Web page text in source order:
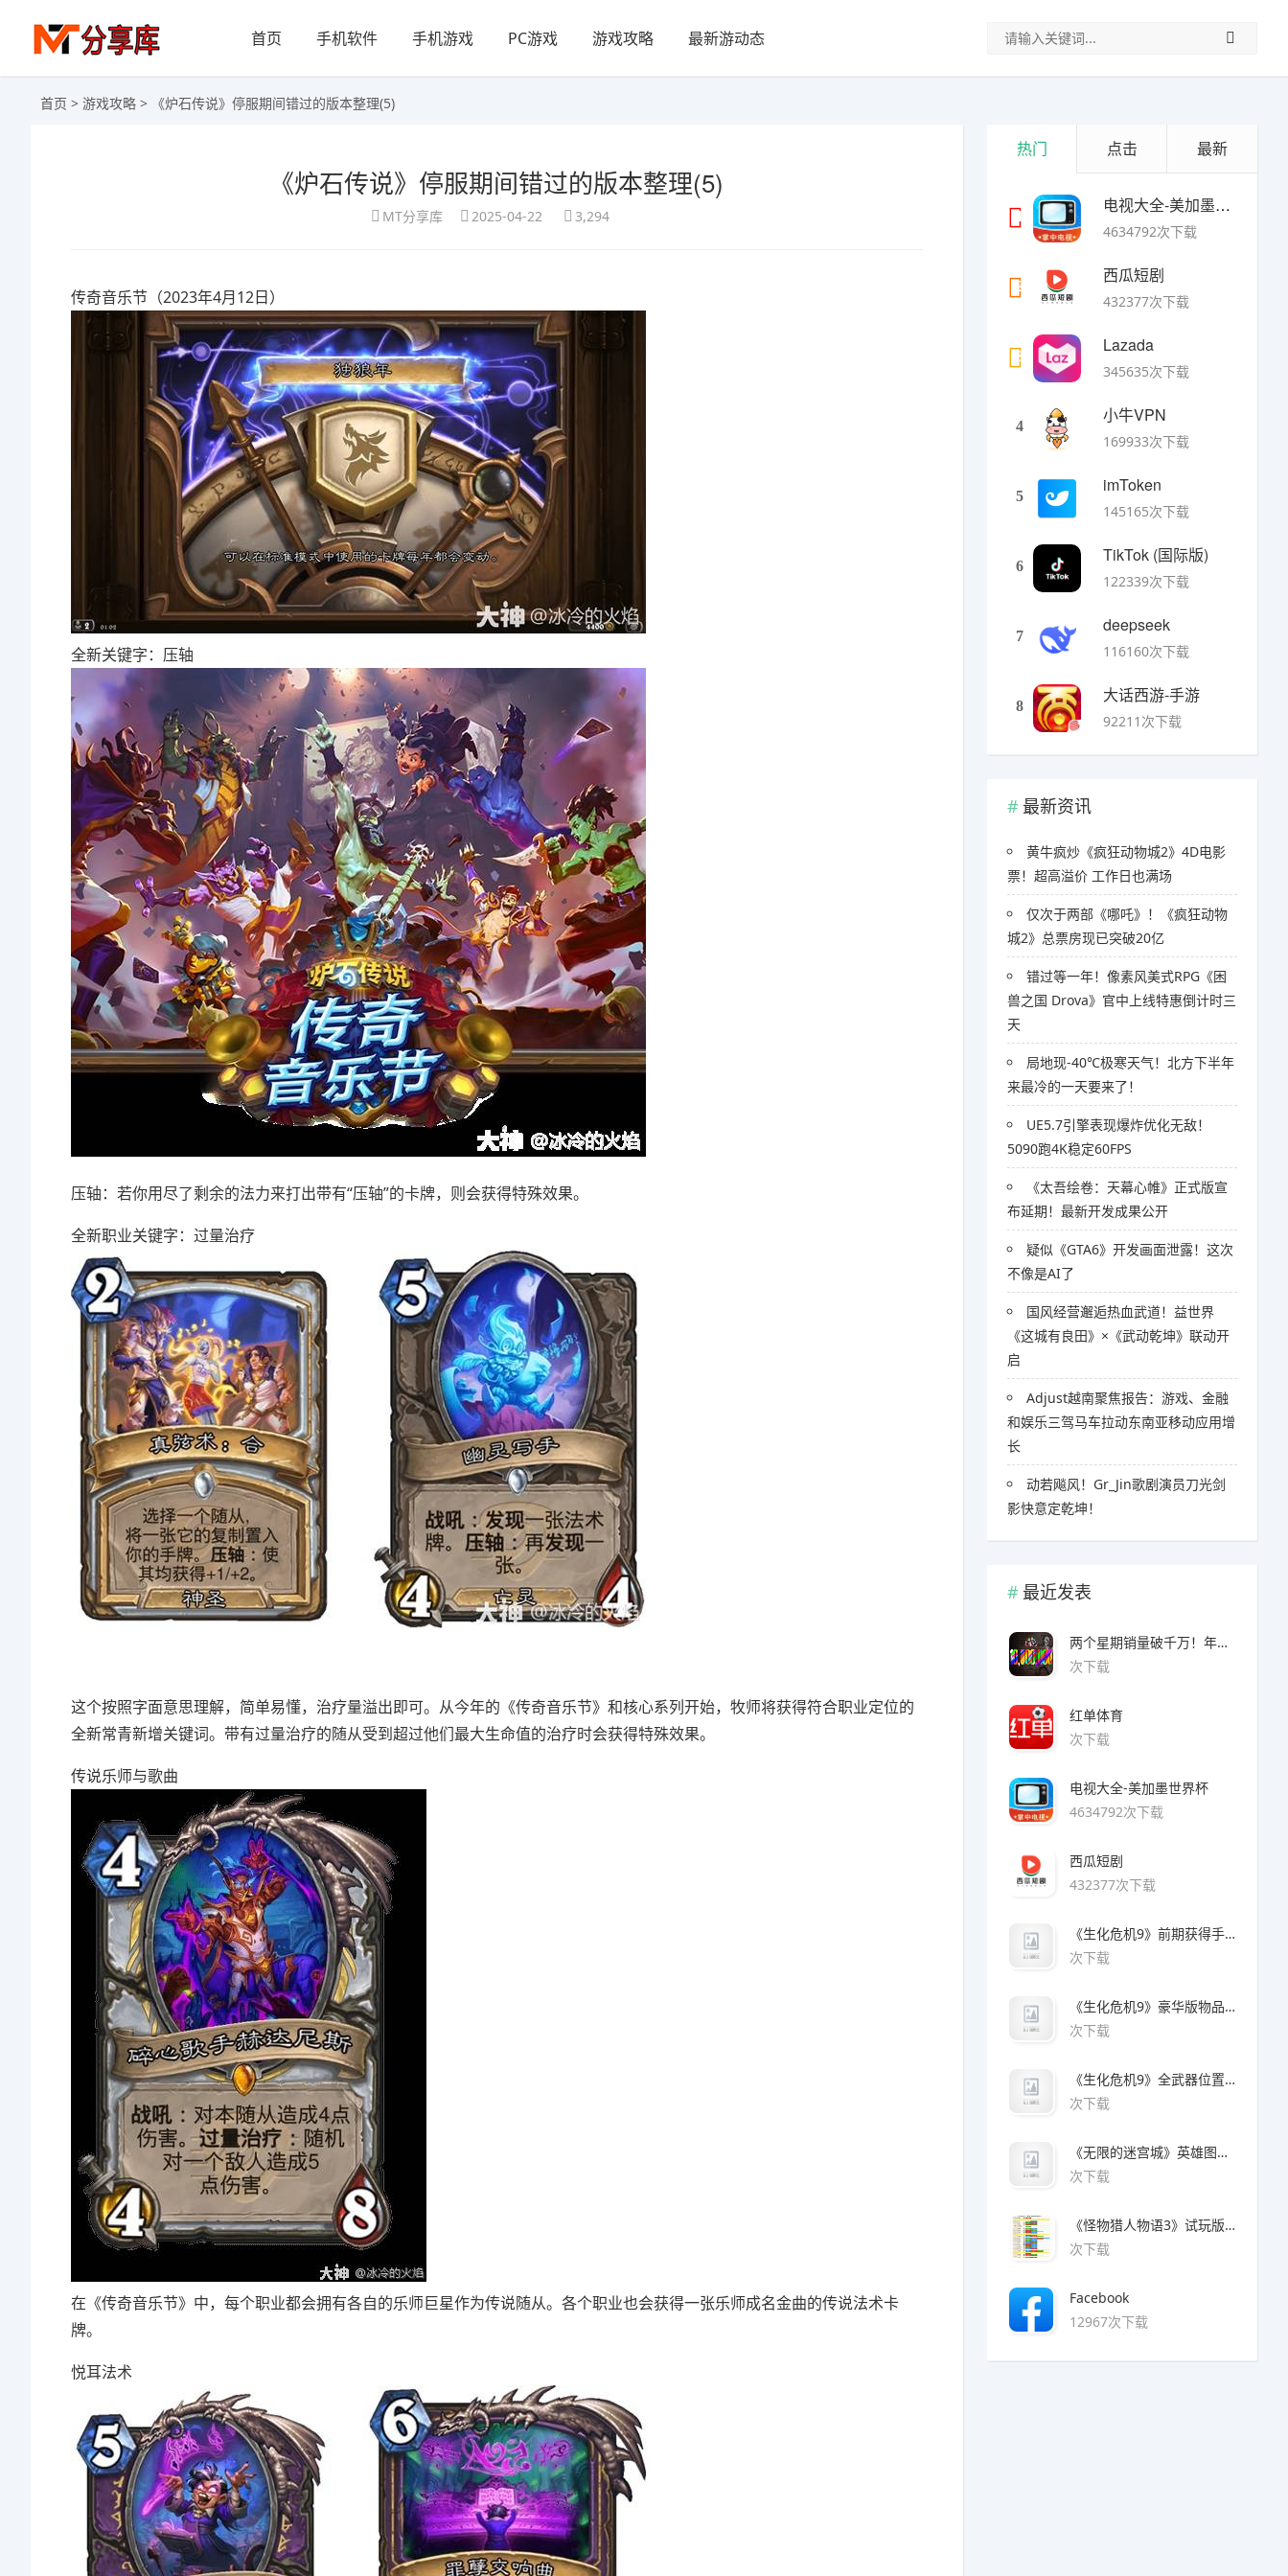
首页 手机软件 手机游戏 PC游戏 游戏攻略 最新游动态
首页 > 游戏攻略 > 《炉石传说》停服期间错过的版本整理(5)
《炉石传说》停服期间错过的版本整理(5)
MT分享库 2025-04-22 3,294
传奇音乐节（2023年4月12日）
全新关键字：压轴
压轴：若你用尽了剩余的法力来打出带有“压轴”的卡牌，则会获得特殊效果。
全新职业关键字：过量治疗
这个按照字面意思理解，简单易懂，治疗量溢出即可。从今年的《传奇音乐节》和核心系列开始，牧师将获得符合职业定位的
全新常青新增关键词。带有过量治疗的随从受到超过他们最大生命值的治疗时会获得特殊效果。
传说乐师与歌曲
在《传奇音乐节》中，每个职业都会拥有各自的乐师巨星作为传说随从。各个职业也会获得一张乐师成名金曲的传说法术卡
牌。
悦耳法术
热门 点击 最新
1
电视大全-美加墨世界杯
4634792次下载
2
西瓜短剧
432377次下载
3
Lazada
345635次下载
4
小牛VPN
169933次下载
5
imToken
145165次下载
6
TikTok (国际版)
122339次下载
7
deepseek
116160次下载
8
大话西游-手游
92211次下载
最新资讯
黄牛疯炒《疯狂动物城2》4D电影
票！超高溢价 工作日也满场
仅次于两部《哪吒》！《疯狂动物
城2》总票房现已突破20亿
错过等一年！像素风美式RPG《困
兽之国 Drova》官中上线特惠倒计时三
天
局地现-40℃极寒天气！北方下半年
来最冷的一天要来了！
UE5.7引擎表现爆炸优化无敌！
5090跑4K稳定60FPS
《太吾绘卷：天幕心帷》正式版宣
布延期！最新开发成果公开
疑似《GTA6》开发画面泄露！这次
不像是AI了
国风经营邂逅热血武道！益世界
《这城有良田》×《武动乾坤》联动开
启
Adjust越南聚焦报告：游戏、金融
和娱乐三驾马车拉动东南亚移动应用增
长
​​动若飚风！Gr_Jin歌剧演员刀光剑
影快意定乾坤！
最近发表
两个星期销量破千万！年度爆款诞生了 3A看了都眼红
次下载
红单体育
次下载
电视大全-美加墨世界杯
4634792次下载
西瓜短剧
432377次下载
《生化危机9》前期获得手枪方法
次下载
《生化危机9》豪华版物品领取方法
次下载
《生化危机9》全武器位置及解锁方法
次下载
《无限的迷宫城》英雄图鉴大全
次下载
《怪物猎人物语3》试玩版魔物猜拳对照表
次下载
Facebook
12967次下载